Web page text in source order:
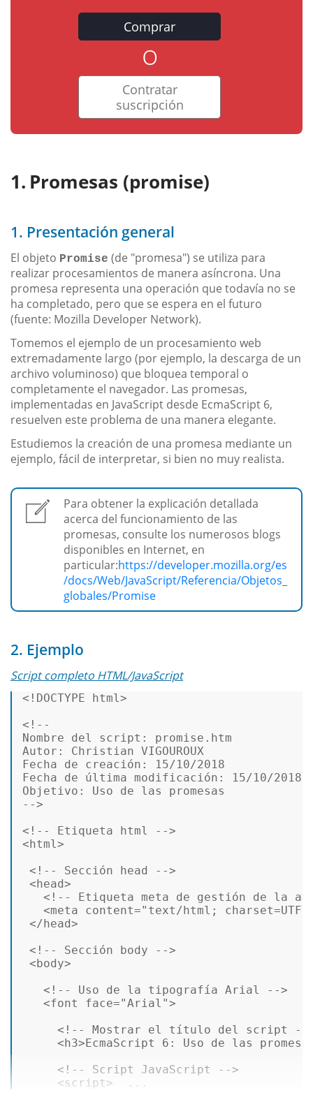
Comprar
o
Contratar
suscripción
Promesas (promise)
1. Presentación general
El objeto Promise (de "promesa") se utiliza para
realizar procesamientos de manera asíncrona. Una
promesa representa una operación que todavía no se
ha completado, pero que se espera en el futuro
(fuente: Mozilla Developer Network).
Tomemos el ejemplo de un procesamiento web
extremadamente largo (por ejemplo, la descarga de un
archivo voluminoso) que bloquea temporal o
completamente el navegador. Las promesas,
implementadas en JavaScript desde EcmaScript 6,
resuelven este problema de una manera elegante.
Estudiemos la creación de una promesa mediante un
ejemplo, fácil de interpretar, si bien no muy realista.
Para obtener la explicación detallada
acerca del funcionamiento de las
promesas, consulte los numerosos blogs
disponibles en Internet, en
particular:https://developer.mozilla.org/es
/docs/Web/JavaScript/Referencia/Objetos_
globales/Promise
2. Ejemplo
Script completo HTML/JavaScript
<!DOCTYPE html>
<!--
Nombre del script: promise.htm
Autor: Christian VIGOUROUX
Fecha de creación: 15/10/2018
Fecha de última modificación: 15/10/
Objetivo: Uso de las promesas
-->
<!-- Etiqueta html -->
<html>
<!-- Sección head -->
<head>
<!-- Etiqueta meta de gestión de la
<meta content="text/html; charset=UTF-
</head>
<!-- Sección body -->
<body>
<!-- Uso de la tipografía Arial -->
<font face="Arial">
<!-- Mostrar el título del script --
<h3>EcmaScript 6: Uso de las
<!-- Script JavaScript -->
<script> ...